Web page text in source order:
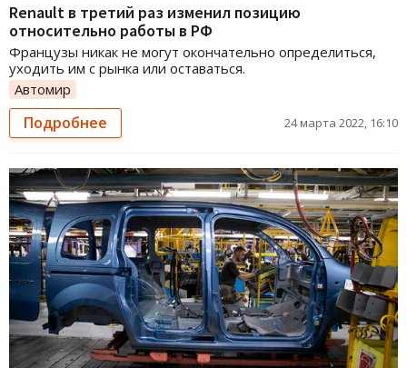
Renault в третий раз изменил позицию
относительно работы в РФ
Французы никак не могут окончательно определиться,
уходить им с рынка или оставаться.
Автомир
Подробнее 24 марта 2022, 16:10